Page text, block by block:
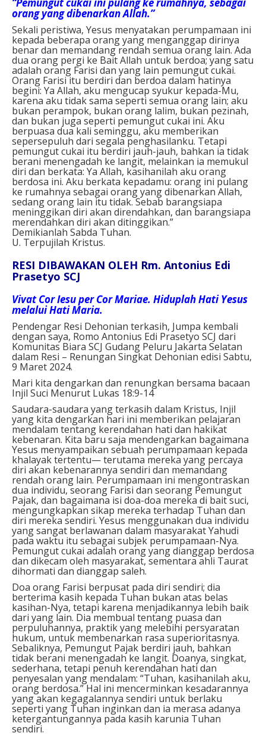
orang yang dibenarkan Allah.”
Sekali peristiwa, Yesus menyatakan perumpamaan ini
kepada beberapa orang yang menganggap dirinya
benar dan memandang rendah semua orang lain. Ada
dua orang pergi ke Bait Allah untuk berdoa; yang satu
adalah orang Farisi dan yang lain pemungut cukai.
Orang Farisi itu berdiri dan berdoa dalam hatinya
begini: Ya Allah, aku mengucap syukur kepada-Mu,
karena aku tidak sama seperti semua orang lain; aku
bukan perampok, bukan orang lalim, bukan pezinah,
dan bukan juga seperti pemungut cukai ini. Aku
berpuasa dua kali seminggu, aku memberikan
sepersepuluh dari segala penghasilanku. Tetapi
pemungut cukai itu berdiri jauh-jauh, bahkan ia tidak
berani menengadah ke langit, melainkan ia memukul
diri dan berkata: Ya Allah, kasihanilah aku orang
berdosa ini. Aku berkata kepadamu: orang ini pulang
ke rumahnya sebagai orang yang dibenarkan Allah,
sedang orang lain itu tidak. Sebab barangsiapa
meninggikan diri akan direndahkan, dan barangsiapa
merendahkan diri akan ditinggikan.”
Demikianlah Sabda Tuhan.
U. Terpujilah Kristus.
RESI DIBAWAKAN OLEH Rm. Antonius Edi
Prasetyo SCJ
Vivat Cor Iesu per Cor Mariae. Hiduplah Hati Yesus
melalui Hati Maria.
Pendengar Resi Dehonian terkasih, Jumpa kembali
dengan saya, Romo Antonius Edi Prasetyo SCJ dari
Komunitas Biara SCJ Gudang Peluru Jakarta Selatan
dalam Resi – Renungan Singkat Dehonian edisi Sabtu,
9 Maret 2024.
Mari kita dengarkan dan renungkan bersama bacaan
Injil Suci Menurut Lukas 18:9-14
Saudara-saudara yang terkasih dalam Kristus, Injil
yang kita dengarkan hari ini memberikan pelajaran
mendalam tentang kerendahan hati dan hakikat
kebenaran. Kita baru saja mendengarkan bagaimana
Yesus menyampaikan sebuah perumpamaan kepada
khalayak tertentu— terutama mereka yang percaya
diri akan kebenarannya sendiri dan memandang
rendah orang lain. Perumpamaan ini mengontraskan
dua individu, seorang Farisi dan seorang Pemungut
Pajak, dan bagaimana isi doa-doa mereka di bait suci,
mengungkapkan sikap mereka terhadap Tuhan dan
diri mereka sendiri. Yesus menggunakan dua individu
yang sangat berlawanan dalam masyarakat Yahudi
pada waktu itu sebagai subjek perumpamaan-Nya.
Pemungut cukai adalah orang yang dianggap berdosa
dan dikecam oleh masyarakat, sementara ahli Taurat
dihormati dan dianggap saleh.
Doa orang Farisi berpusat pada diri sendiri; dia
berterima kasih kepada Tuhan bukan atas belas
kasihan-Nya, tetapi karena menjadikannya lebih baik
dari yang lain. Dia membual tentang puasa dan
perpuluhannya, praktik yang melebihi persyaratan
hukum, untuk membenarkan rasa superioritasnya.
Sebaliknya, Pemungut Pajak berdiri jauh, bahkan
tidak berani menengadah ke langit. Doanya, singkat,
sederhana, tetapi penuh kerendahan hati dan
penyesalan yang mendalam: “Tuhan, kasihanilah aku,
orang berdosa.” Hal ini mencerminkan kesadarannya
yang akan kegagalannya sendiri untuk berlaku
seperti yang Tuhan inginkan dan ia merasa adanya
ketergantungannya pada kasih karunia Tuhan
sendiri.